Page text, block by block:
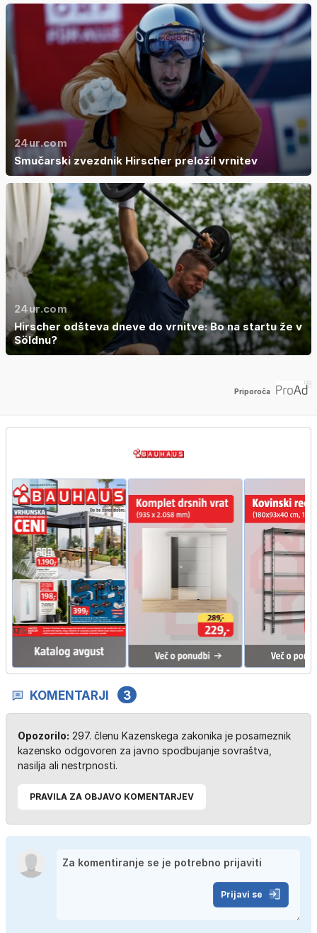
24ur.com
Smučarski zvezdnik Hirscher preložil vrnitev
24ur.com
Hirscher odšteva dneve do vrnitve: Bo na startu že v
Söldnu?
Priporoča
KOMENTARJI 3
Opozorilo: 297. členu Kazenskega zakonika je posameznik
kazensko odgovoren za javno spodbujanje sovraštva,
nasilja ali nestrpnosti.
PRAVILA ZA OBJAVO KOMENTARJEV
Prijavi se